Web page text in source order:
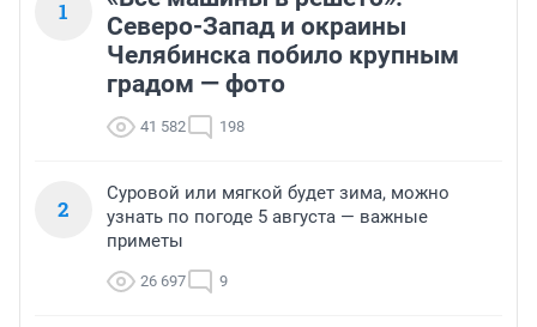
1
Северо-Запад и окраины
Челябинска побило крупным
градом — фото
41 582 198
2
Суровой или мягкой будет зима, можно
узнать по погоде 5 августа — важные
приметы
26 697 9